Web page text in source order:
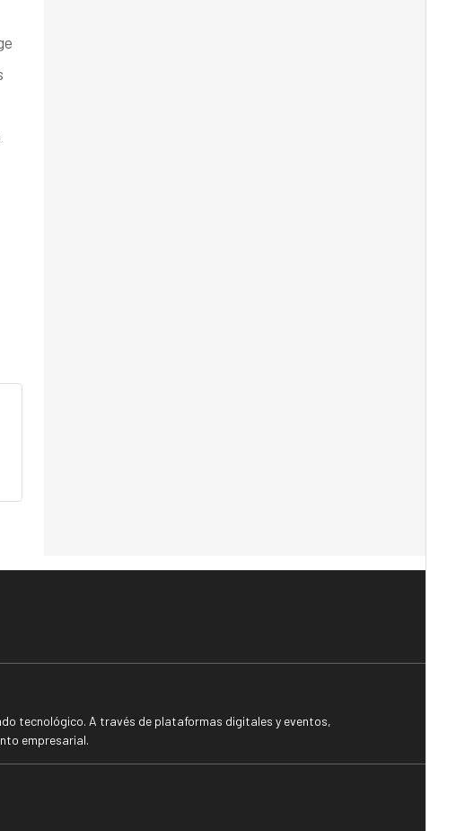
tecnológico. A través de plataformas digitales y eventos,
empresarial.